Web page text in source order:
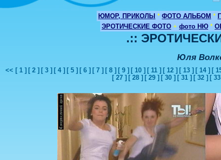
ЮМОР, ПРИКОЛЫ * ФОТО АЛЬБОМ *
ЭРОТИЧЕСКИЕ ФОТО + фото НЮ *
.::
Юля
<< [ 1 ] [ 2 ] [ 3 ] [ 4 ] [ 5 ] [ 6 ] [ 7 ] [ 8 ] [ 9 ] [ 10 ] [ 11 ] [ 12 ] [ 13 ] [ 14 ] [
[ 27 ] [ 28 ] [ 29 ] [ 30 ] [ 31 ] [ 32 ] [